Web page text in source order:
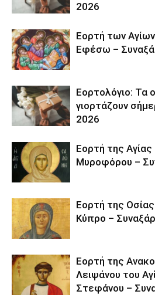
2026
Εορτή των
Εφέσω –
Εορτολόγιο: Τα
γιορτάζουν
2026
Εορτή της
Μυροφόρου –
Εορτή της
Κύπρο –
Εορτή της
Λειψάνου του
Στεφάνου –